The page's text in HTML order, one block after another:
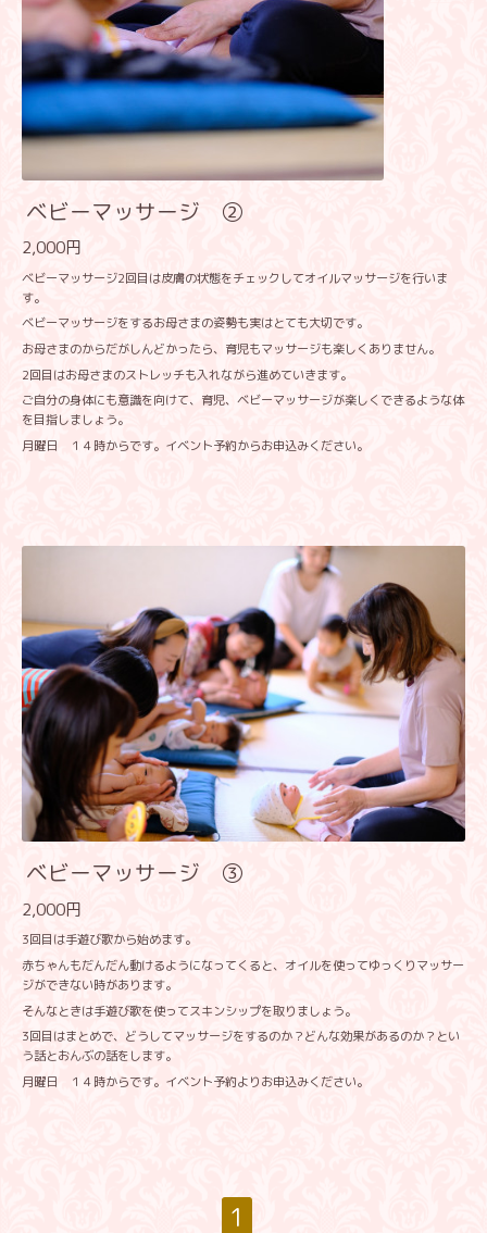
ベビーマッサージ ②
2,000円
ベビーマッサージ2回目は皮膚の状態をチェックしてオイルマッサージを行いま
す。
ベビーマッサージをするお母さまの姿勢も実はとても大切です。
お母さまのからだがしんどかったら、育児もマッサージも楽しくありません。
2回目はお母さまのストレッチも入れながら進めていきます。
ご自分の身体にも意識を向けて、育児、ベビーマッサージが楽しくできるような体
を目指しましょう。
月曜日 １４時からです。イベント予約からお申込みください。
ベビーマッサージ ③
2,000円
3回目は手遊び歌から始めます。
赤ちゃんもだんだん動けるようになってくると、オイルを使ってゆっくりマッサー
ジができない時があります。
そんなときは手遊び歌を使ってスキンシップを取りましょう。
3回目はまとめで、どうしてマッサージをするのか？どんな効果があるのか？とい
う話とおんぶの話をします。
月曜日 １４時からです。イベント予約よりお申込みください。
1